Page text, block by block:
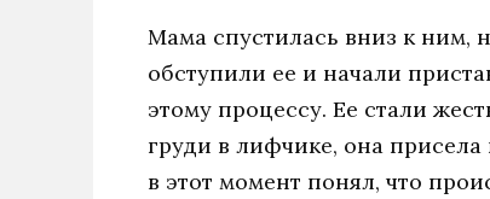
Мама спустилась вниз к ним,
обступили ее и начали
этому процессу. Ее стали
груди в лифчике, она
в этот момент понял, что